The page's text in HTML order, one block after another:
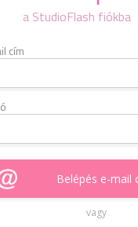
a StudioFlash fiókba
cím
Belépés e-mail
vagy